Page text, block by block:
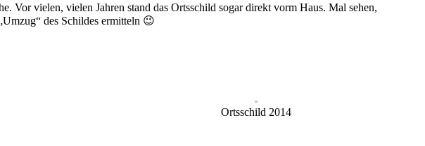
Vor vielen, vielen Jahren stand das Ortsschild sogar direkt vorm Haus. Mal sehen,
des Schildes ermitteln 😉
Ortsschild 2014